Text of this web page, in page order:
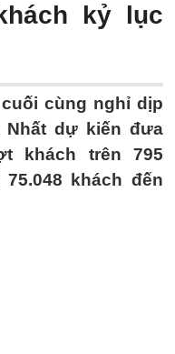
kỷ lục
cùng nghỉ dịp
Nhất dự kiến đưa
khách trên 795
khách đến